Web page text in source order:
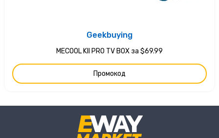
Geekbuying
MECOOL KII PRO TV BOX за $69.99
Промокод